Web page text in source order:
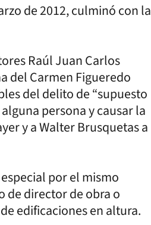
de 2012, culminó con la
Raúl Juan Carlos
del Carmen Figueredo
del delito de “supuesto
persona y causar la
y a Walter Brusquetas a
por el mismo
de director de obra o
edificaciones en altura.